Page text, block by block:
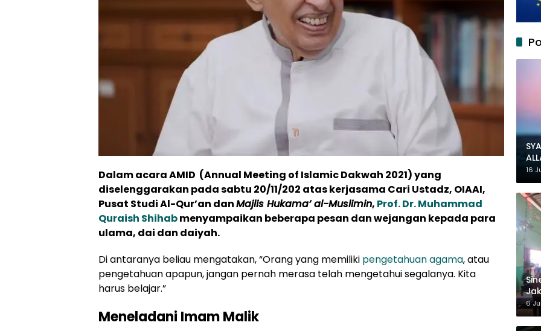
Dalam acara AMID (Annual Meeting of Islamic Dakwah 2021)yang
diselenggarakan pada sabtu 20/11/202 atas kerjasama Cari Ustadz, OIAAI,
Pusat Studi Al-Qur’an danMajlis Hukama’ al-Muslimin, Prof. Dr. Muhammad
Quraish Shihabmenyampaikan beberapa pesan dan wejangan kepada para
ulama, dai dan daiyah.
Di antaranya beliau mengatakan, “Orang yang memiliki pengetahuan agama, atau
pengetahuan apapun, jangan pernah merasa telah mengetahui segalanya. Kita
harus belajar.”
Meneladani Imam Malik
16
6